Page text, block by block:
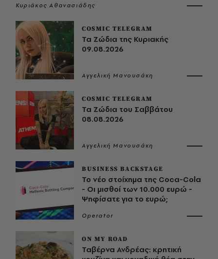
Κυριάκος Αθανασιάδης
COSMIC TELEGRAM
Τα Ζώδια της Κυριακής
09.08.2026
Αγγελική Μανουσάκη
COSMIC TELEGRAM
Τα Ζώδια του Σαββάτου
08.08.2026
Αγγελική Μανουσάκη
BUSINESS BACKSTAGE
Το νέο στοίχημα της Coca-Cola
- Οι μισθοί των 10.000 ευρώ -
Ψηφίσατε για το ευρώ;
Operator
ON MY ROAD
Ταβέρνα Ανδρέας: κρητική